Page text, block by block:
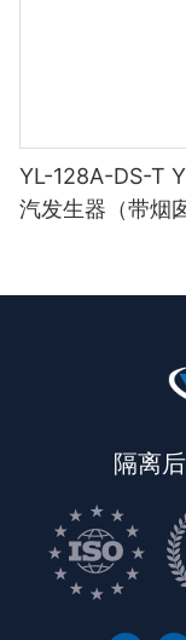
YL-128A-DS-T
汽发生器（带烟
隔离